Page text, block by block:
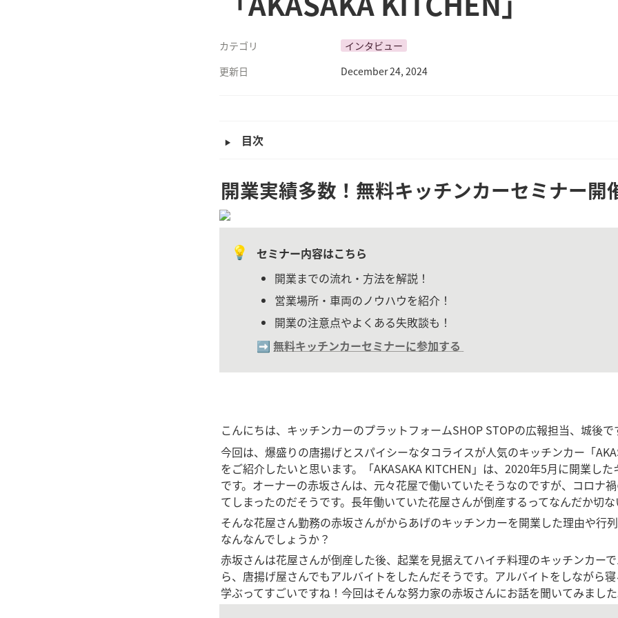
カテゴリ
インタビュー
更新日
December 24, 2024
‣ 目次
開業実績多数！無料キッチンカーセミナー開
💡
セミナー内容はこちら
開業までの流れ・方法を解説！
営業場所・車両のノウハウを紹介！
開業の注意点やよくある失敗談も！
➡️ 無料キッチンカーセミナーに参加する
こんにちは、キッチンカーのプラットフォームSHOP STOPの広報担当、城後で
今回は、爆盛りの唐揚げとスパイシーなタコライスが人気のキッチンカー「
をご紹介したいと思います。「AKASAKA KITCHEN」は、2020年5月に開業し
です。オーナーの赤坂さんは、元々花屋で働いていたそうなのですが、コロナ
てしまったのだそうです。長年働いていた花屋さんが倒産するってなんだか切
そんな花屋さん勤務の赤坂さんがからあげのキッチンカーを開業した理由や行
なんなんでしょうか？
赤坂さんは花屋さんが倒産した後、起業を見据えてハイチ料理のキッチンカー
ら、唐揚げ屋さんでもアルバイトをしたんだそうです。アルバイトをしながら
学ぶってすごいですね！今回はそんな努力家の赤坂さんにお話を聞いてみまし